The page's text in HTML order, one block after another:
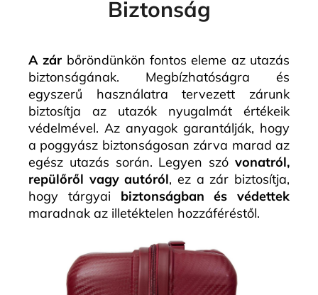
Biztonság
A zár bőröndünkön fontos eleme az utazás
biztonságának. Megbízhatóságra és
egyszerű használatra tervezett zárunk
biztosítja az utazók nyugalmát értékeik
védelmével. Az anyagok garantálják, hogy
a poggyász biztonságosan zárva marad az
egész utazás során. Legyen szó vonatról,
repülőről vagy autóról, ez a zár biztosítja,
hogy tárgyai biztonságban és védettek
maradnak az illetéktelen hozzáféréstől.